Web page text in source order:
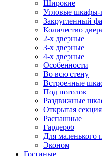
Широкие
Угловые шкафы-
Закругленный
Количество
2-х дверные
3-х дверные
4-х дверные
Особенности
Во всю стену
Встроенные
Под потолок
Раздвижные
Открытая
Распашные
Гардероб
Для маленького
Эконом
Гостиные